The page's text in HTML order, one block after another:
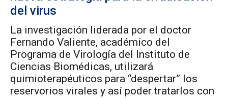
PUBLICACIONES
EXTENSIÓN
del virus
La investigación liderada por el doctor
Fernando Valiente, académico del
Programa de Virología del Instituto de
Ciencias Biomédicas, utilizará
quimioterapéuticos para “despertar” los
reservorios virales y así poder tratarlos con